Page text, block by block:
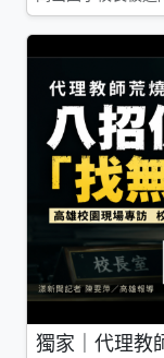
獨家｜代理教